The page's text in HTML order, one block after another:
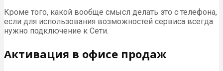
Кроме того, какой вообще смысл делать это с телефона,
если для использования возможностей сервиса всегда
нужно подключение к Сети.
Активация в офисе продаж